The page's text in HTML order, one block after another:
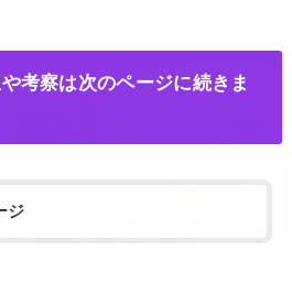
考察は次のページに続きま
ジ